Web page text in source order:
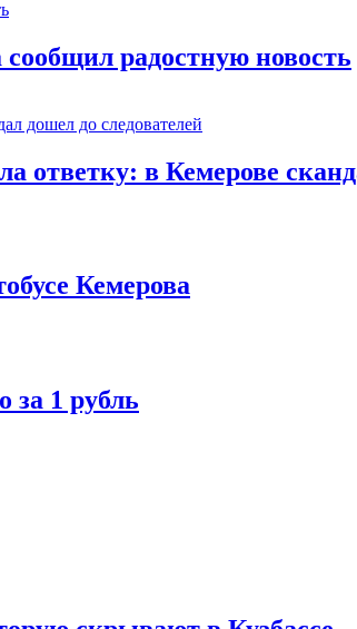
сообщил радостную новость
в Кемерове
Кемерова
за 1 рубль